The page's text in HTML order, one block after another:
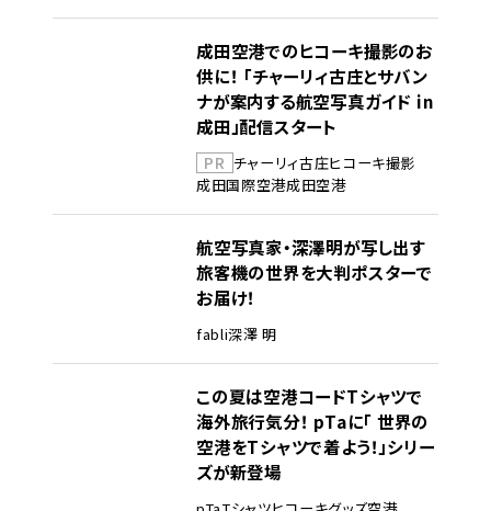
成田空港でのヒコーキ撮影のお
供に！ 「チャーリィ古庄とサバン
ナが案内する航空写真ガイド in
成田」配信スタート
PR チャーリィ古庄ヒコーキ撮影
成田国際空港成田空港
航空写真家・深澤明が写し出す
旅客機の世界を大判ポスターで
お届け！
fabli深澤 明
この夏は空港コードTシャツで
海外旅行気分！ pTaに「 世界の
空港をTシャツで着よう！」シリー
ズが新登場